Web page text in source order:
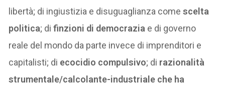
libertà; di ingiustizia e disuguaglianza comescelta
politica; difinzioni di democrazia e di governo
reale del mondo da parte invece di imprenditori e
capitalisti; di ecocidio compulsivo; di razionalità
strumentale/calcolante-industriale che ha